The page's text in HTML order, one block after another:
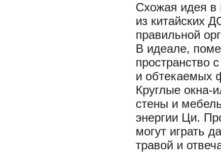
Схожая идея в
из китайских
правильной
В идеале,
пространство
и обтекаемых
Круглые окна-
стены и
энергии Ци.
могут играть
травой и